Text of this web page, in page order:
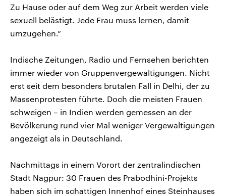
Zu Hause oder auf dem Weg zur Arbeit werden viele
sexuell belästigt. Jede Frau muss lernen, damit
umzugehen.“
Indische Zeitungen, Radio und Fernsehen berichten
immer wieder von Gruppenvergewaltigungen. Nicht
erst seit dem besonders brutalen Fall in Delhi, der zu
Massenprotesten führte. Doch die meisten Frauen
schweigen – in Indien werden gemessen an der
Bevölkerung rund vier Mal weniger Vergewaltigungen
angezeigt als in Deutschland.
Nachmittags in einem Vorort der zentralindischen
Stadt Nagpur: 30 Frauen des Prabodhini-Projekts
haben sich im schattigen Innenhof eines Steinhauses